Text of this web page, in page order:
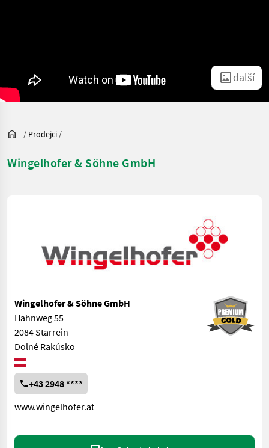
další
/ Prodejci /
Wingelhofer & Söhne GmbH
Wingelhofer & Söhne GmbH
Hahnweg 55
2084 Starrein
Dolné Rakúsko
+43 2948 ****
www.wingelhofer.at